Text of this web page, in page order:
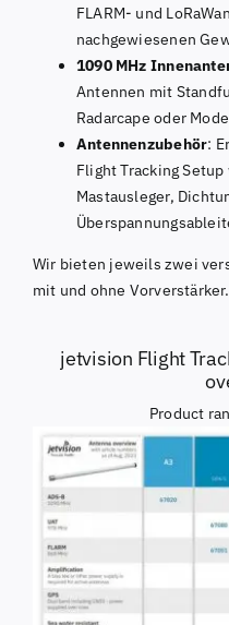
FLARM- und
nachgewiesenen
1090 MHz
Antennen mit
Radarcape oder
Antennenzubehör:
Flight Tracking
Mastausleger,
Wir bieten jeweils zwei
mit und ohne Vorverstärker.
jetvision Flight
Product